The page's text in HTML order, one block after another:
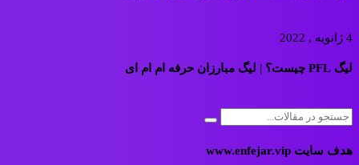
4 ژانویه , 2022
لیگ PFL چیست؟ | لیگ مبارزان حرفه ام ام ای
هدف سایت www.enfejar.vip